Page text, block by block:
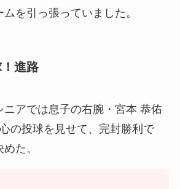
を引っ張っていました。
進路
ニアでは息子の右腕・宮本 恭佑
の投球を見せて、完封勝利で
た。